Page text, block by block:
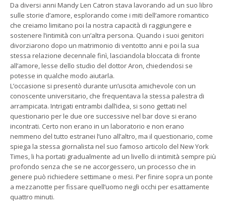
Da diversi anni Mandy Len Catron stava lavorando ad un suo libro
sulle storie d’amore, esplorando come i miti dell’amore romantico
che creiamo limitano poi la nostra capacità di raggiungere e
sostenere l’intimità con un’altra persona. Quando i suoi genitori
divorziarono dopo un matrimonio di ventotto anni e poi la sua
stessa relazione decennale finì, lasciandola bloccata di fronte
all’amore, lesse dello studio del dottor Aron, chiedendosi se
potesse in qualche modo aiutarla.
L’occasione si presentò durante un’uscita amichevole con un
conoscente universitario, che frequentava la stessa palestra di
arrampicata. Intrigati entrambi dall’idea, si sono gettati nel
questionario per le due ore successive nel bar dove si erano
incontrati. Certo non erano in un laboratorio e non erano
nemmeno del tutto estranei l’uno all’altro, ma il questionario, come
spiega la stessa giornalista nel suo famoso articolo del New York
Times, li ha portati gradualmente ad un livello di intimità sempre più
profondo senza che se ne accorgessero, un processo che in
genere può richiedere settimane o mesi. Per finire sopra un ponte
a mezzanotte per fissare quell’uomo negli occhi per esattamente
quattro minuti.